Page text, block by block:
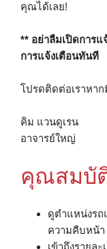
คุณได้เลย!
** อย่าลืมเปิดการแ
การแจ้งเตือนทันที
โปรดติดต่อเราหา
คิม แวนดูเรน
อาจารย์ใหญ่
คุณสมบั
ดูตำแหน่งรถ
ความคืบหน้า
เข้าถึงรายล